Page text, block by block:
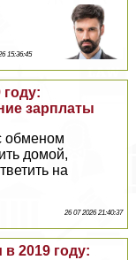
15:36:45
году:
зарплаты
обменом
домой,
на
26 07 2026 21:40:37
2019 году: